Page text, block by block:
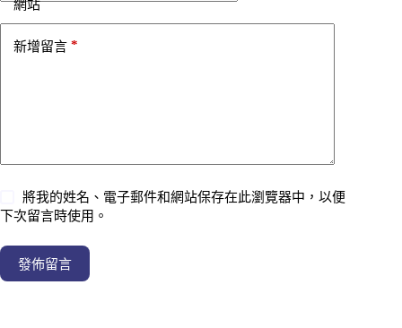
網站
新增留言 *
將我的姓名、電子郵件和網站保存在此瀏覽器中，以便
下次留言時使用。
發佈留言